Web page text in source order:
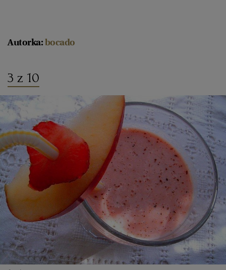
Autorka:bocado
3 z 10